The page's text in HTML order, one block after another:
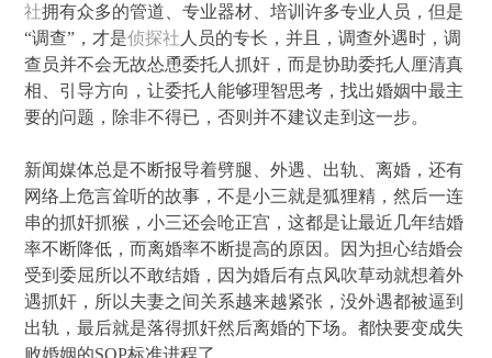
社拥有众多的管道、专业器材、培训许多专业人员，但是
“调查”，才是侦探社 人员的专长，并且，调查外遇时，调
查员并不会无故怂恿委托人抓奸，而是协助委托人厘清真
相、引导方向，让委托人能够理智思考，找出婚姻中最主
要的问题，除非不得已，否则并不建议走到这一步。
新闻媒体总是不断报导着劈腿、外遇、出轨、离婚，还有
网络上危言耸听的故事，不是小三就是狐狸精，然后一连
串的抓奸抓猴，小三还会呛正宫，这都是让最近几年结婚
率不断降低，而离婚率不断提高的原因。因为担心结婚会
受到委屈所以不敢结婚，因为婚后有点风吹草动就想着外
遇抓奸，所以夫妻之间关系越来越紧张，没外遇都被逼到
出轨，最后就是落得抓奸然后离婚的下场。都快要变成失
败婚姻的SOP标准进程了。